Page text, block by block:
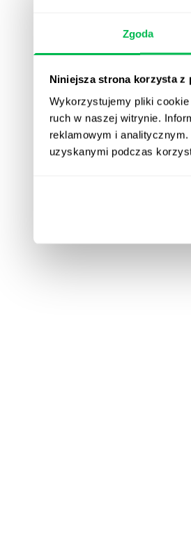
Zgoda
Niniejsza strona korzysta z
Wykorzystujemy pliki
ruch w naszej witrynie.
reklamowym i
uzyskanymi podczas
Od startupów
i złożone